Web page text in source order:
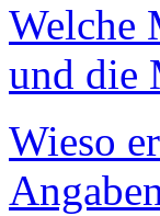
Welche
und die
Wieso